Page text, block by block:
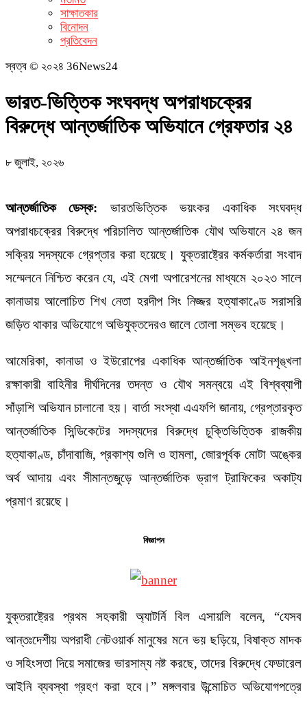
সাক্ষাতকার
বিনোদন
প্রতিবেদন
স্বত্ব © ২০২৪ 36News24
ভারত-ভিত্তিক সংঘবদ্ধ অপরাধচক্রের
বিরুদ্ধে আন্তর্জাতিক অভিযানে গ্রেফতার ২৪
৮ জুলাই, ২০২৬
আন্তর্জাতিক ডেস্ক: ভারতভিত্তিক ভয়ংকর একাধিক সংঘবদ্ধ
অপরাধচক্রের বিরুদ্ধে পরিচালিত আন্তর্জাতিক যৌথ অভিযানে ২৪ জন
সক্রিয় সদস্যকে গ্রেপ্তার করা হয়েছে। যুক্তরাষ্ট্রের কর্মকর্তারা সংবাদ
সম্মেলনে নিশ্চিত করেন যে, এই মেগা অপারেশনের মাধ্যমে ২০২৩ সালে
কানাডায় আলোচিত শিখ নেতা হরদীপ সিং নিজ্জর হত্যাকাণ্ডে সরাসরি
জড়িত থাকার অভিযোগে অভিযুক্তদেরও জালে তোলা সম্ভব হয়েছে।
আমেরিকা, কানাডা ও ইউরোপের একাধিক আন্তর্জাতিক আইনশৃঙ্খলা
রক্ষাকারী বাহিনীর দীর্ঘদিনের তদন্ত ও যৌথ সমন্বয়ে এই বিশ্বব্যাপী
সাঁড়াশি অভিযান চালানো হয়। বার্তা সংস্থা এএফপি জানায়, গ্রেপ্তারকৃত
আন্তর্জাতিক সিন্ডিকেটের সদস্যদের বিরুদ্ধে চুক্তিভিত্তিক রাজকীয়
হত্যাকাণ্ড, চাঁদাবাজি, প্রকাশ্য গুলি ও হামলা, জোরপূর্বক মোটা অঙ্কের
অর্থ আদায় এবং সীমান্তজুড়ে আন্তর্জাতিক ড্রাগ ট্রাফিকের অকাট্য
প্রমাণ রয়েছে।
বিজ্ঞাপন
যুক্তরাষ্ট্রের প্রথম সহকারী অ্যাটর্নি বিল এসায়লি বলেন, “যেসব
আন্তঃদেশীয় অপরাধী নেটওয়ার্ক মানুষের মনে ভয় ছড়িয়ে, বিষাক্ত মাদক
ও সহিংসতা দিয়ে সমাজের ভারসাম্য নষ্ট করছে, তাদের বিরুদ্ধে ফেডারেল
আইনি ব্যবস্থা গ্রহণ করা হবে।” মঙ্গলবার উন্মোচিত অভিযোগপত্রে